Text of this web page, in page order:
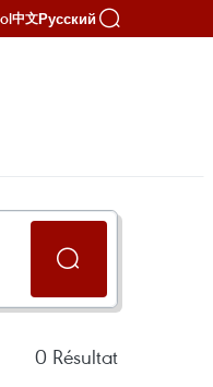
中文Русский
0 Résultat